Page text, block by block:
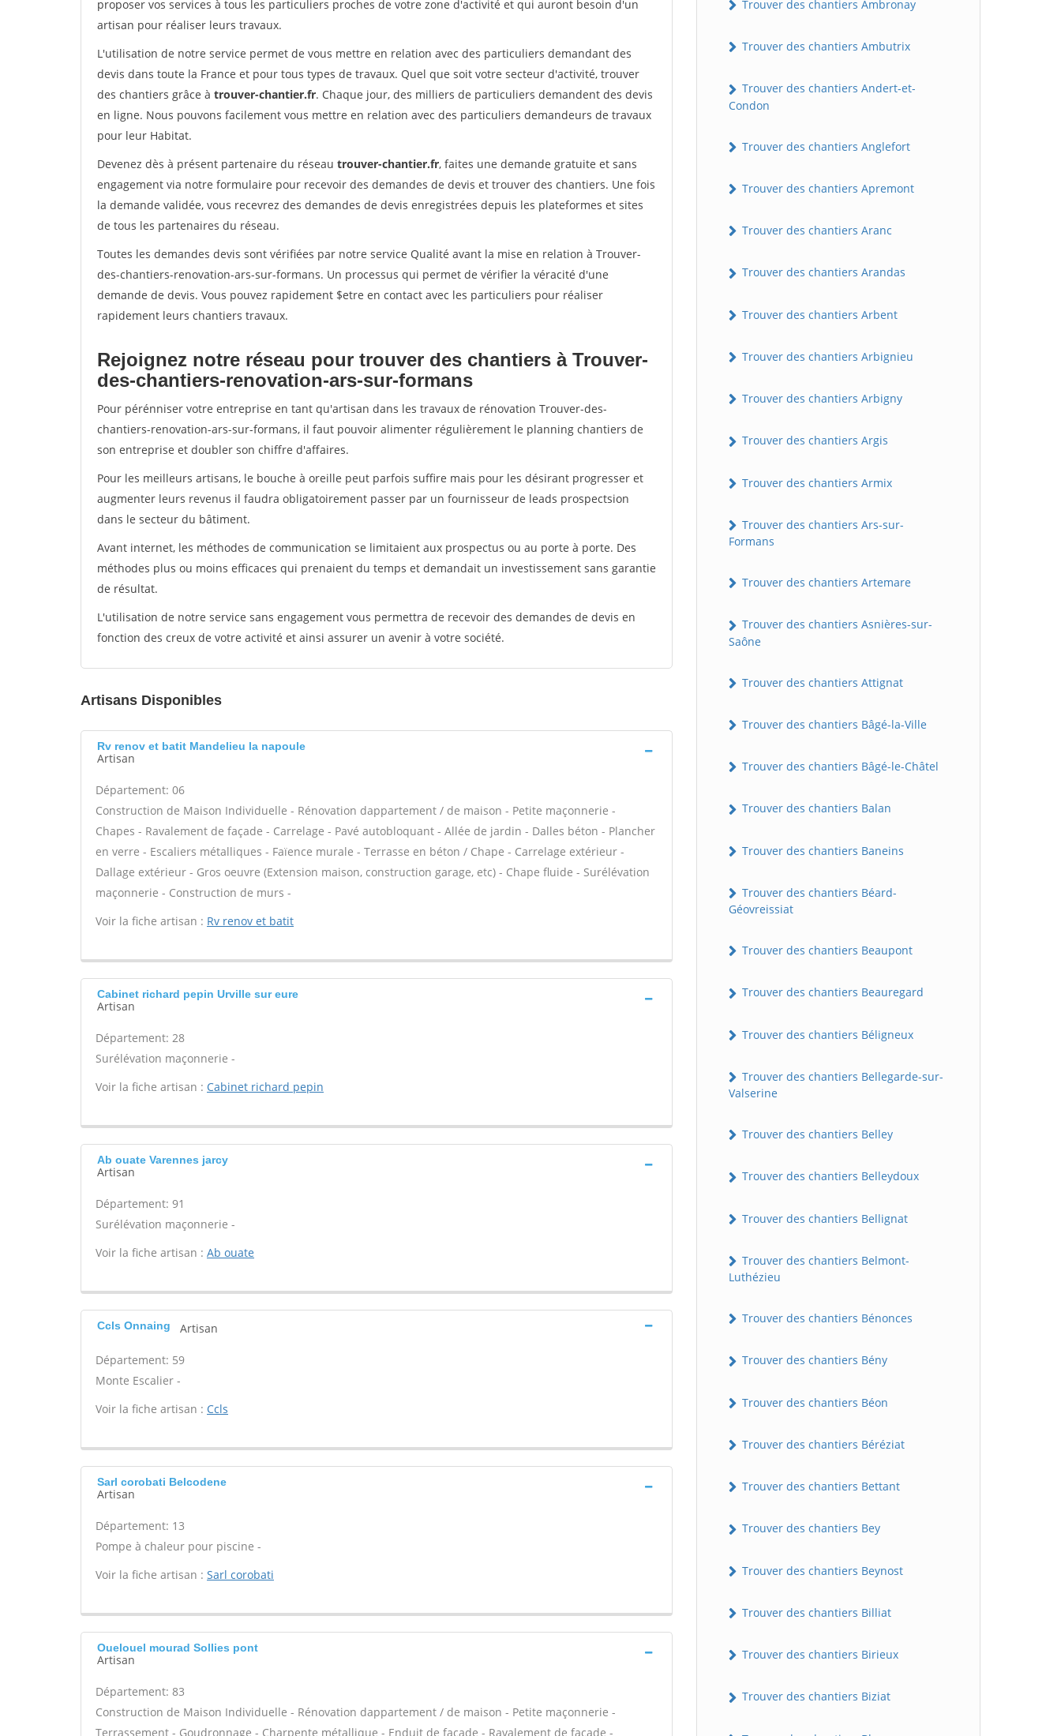
proposer vos services à tous les particuliers proches de votre zone d'activité et qui auront besoin d'un
artisan pour réaliser leurs travaux.
L'utilisation de notre service permet de vous mettre en relation avec des particuliers demandant des
devis dans toute la France et pour tous types de travaux. Quel que soit votre secteur d'activité, trouver
des chantiers grâce à trouver-chantier.fr. Chaque jour, des milliers de particuliers demandent des devis
en ligne. Nous pouvons facilement vous mettre en relation avec des particuliers demandeurs de travaux
pour leur Habitat.
Devenez dès à présent partenaire du réseau trouver-chantier.fr, faites une demande gratuite et sans
engagement via notre formulaire pour recevoir des demandes de devis et trouver des chantiers. Une fois
la demande validée, vous recevrez des demandes de devis enregistrées depuis les plateformes et sites
de tous les partenaires du réseau.
Toutes les demandes devis sont vérifiées par notre service Qualité avant la mise en relation à Trouver-
des-chantiers-renovation-ars-sur-formans. Un processus qui permet de vérifier la véracité d'une
demande de devis. Vous pouvez rapidement $etre en contact avec les particuliers pour réaliser
rapidement leurs chantiers travaux.
Rejoignez notre réseau pour trouver des chantiers à Trouver-
des-chantiers-renovation-ars-sur-formans
Pour pérénniser votre entreprise en tant qu'artisan dans les travaux de rénovation Trouver-des-
chantiers-renovation-ars-sur-formans, il faut pouvoir alimenter régulièrement le planning chantiers de
son entreprise et doubler son chiffre d'affaires.
Pour les meilleurs artisans, le bouche à oreille peut parfois suffire mais pour les désirant progresser et
augmenter leurs revenus il faudra obligatoirement passer par un fournisseur de leads prospectsion
dans le secteur du bâtiment.
Avant internet, les méthodes de communication se limitaient aux prospectus ou au porte à porte. Des
méthodes plus ou moins efficaces qui prenaient du temps et demandait un investissement sans garantie
de résultat.
L'utilisation de notre service sans engagement vous permettra de recevoir des demandes de devis en
fonction des creux de votre activité et ainsi assurer un avenir à votre société.
Artisans Disponibles
Rv renov et batit Mandelieu la napoule
Artisan
Département: 06
Construction de Maison Individuelle - Rénovation dappartement / de maison - Petite maçonnerie -
Chapes - Ravalement de façade - Carrelage - Pavé autobloquant - Allée de jardin - Dalles béton - Plancher
en verre - Escaliers métalliques - Faïence murale - Terrasse en béton / Chape - Carrelage extérieur -
Dallage extérieur - Gros oeuvre (Extension maison, construction garage, etc) - Chape fluide - Surélévation
maçonnerie - Construction de murs -
Voir la fiche artisan : Rv renov et batit
Cabinet richard pepin Urville sur eure
Artisan
Département: 28
Surélévation maçonnerie -
Voir la fiche artisan : Cabinet richard pepin
Ab ouate Varennes jarcy
Artisan
Département: 91
Surélévation maçonnerie -
Voir la fiche artisan : Ab ouate
Ccls Onnaing Artisan
Département: 59
Monte Escalier -
Voir la fiche artisan : Ccls
Sarl corobati Belcodene
Artisan
Département: 13
Pompe à chaleur pour piscine -
Voir la fiche artisan : Sarl corobati
Ouelouel mourad Sollies pont
Artisan
Département: 83
Construction de Maison Individuelle - Rénovation dappartement / de maison - Petite maçonnerie -
Terrassement - Goudronnage - Charpente métallique - Enduit de façade - Ravalement de façade -
Trouver des chantiers Ambronay
Trouver des chantiers Ambutrix
Trouver des chantiers Andert-et-
Condon
Trouver des chantiers Anglefort
Trouver des chantiers Apremont
Trouver des chantiers Aranc
Trouver des chantiers Arandas
Trouver des chantiers Arbent
Trouver des chantiers Arbignieu
Trouver des chantiers Arbigny
Trouver des chantiers Argis
Trouver des chantiers Armix
Trouver des chantiers Ars-sur-
Formans
Trouver des chantiers Artemare
Trouver des chantiers Asnières-sur-
Saône
Trouver des chantiers Attignat
Trouver des chantiers Bâgé-la-Ville
Trouver des chantiers Bâgé-le-Châtel
Trouver des chantiers Balan
Trouver des chantiers Baneins
Trouver des chantiers Béard-
Géovreissiat
Trouver des chantiers Beaupont
Trouver des chantiers Beauregard
Trouver des chantiers Béligneux
Trouver des chantiers Bellegarde-sur-
Valserine
Trouver des chantiers Belley
Trouver des chantiers Belleydoux
Trouver des chantiers Bellignat
Trouver des chantiers Belmont-
Luthézieu
Trouver des chantiers Bénonces
Trouver des chantiers Bény
Trouver des chantiers Béon
Trouver des chantiers Béréziat
Trouver des chantiers Bettant
Trouver des chantiers Bey
Trouver des chantiers Beynost
Trouver des chantiers Billiat
Trouver des chantiers Birieux
Trouver des chantiers Biziat